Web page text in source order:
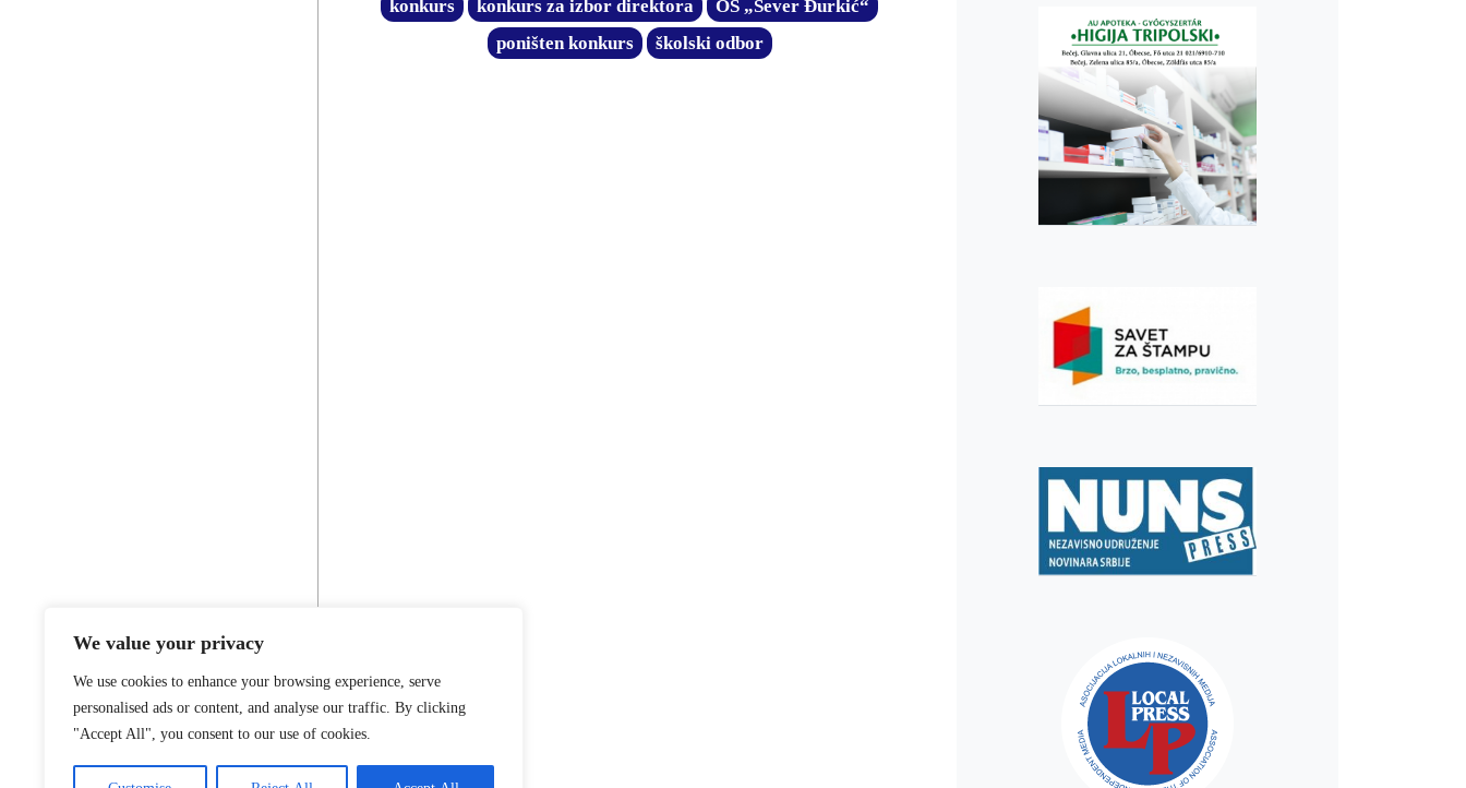
We value your privacy
We use cookies to enhance your browsing experience, serve
personalised ads or content, and analyse our traffic. By clicking
"Accept All", you consent to our use of cookies.
konkurs konkurs za izbor direktora
OŠ „Sever Đurkić“
poništen konkurs
školski odbor